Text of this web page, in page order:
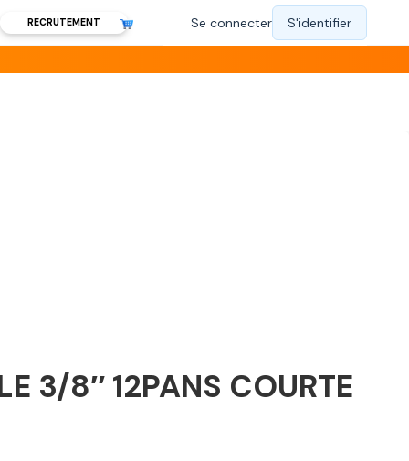
RECRUTEMENT
3/8″ 12PANS COURTE